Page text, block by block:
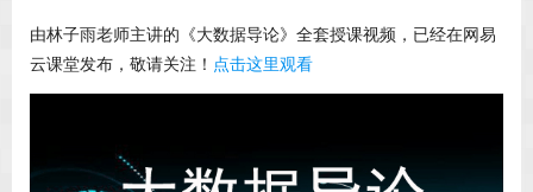
由林子雨老师主讲的《大数据导论》全套授课视频，已经在网易
云课堂发布，敬请关注！ 点击这里观看